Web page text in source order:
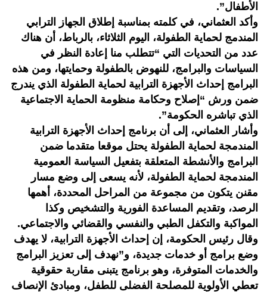
الأطفال”.
وأكد العثماني، في كلمته بمناسبة إطلاق الجهاز الترابي
المندمج لحماية الطفولة، اليوم الثلاثاء، بالرباط، أن هناك
عدد من التحديات التي “تتطلب منا إعادة النظر في
السياسات والبرامج، للنهوض بالطفولة وحمايتها، ومن هذه
البرامج إحداث الأجهزة الترابية لحماية الطفولة الذي يندرج
ضمن ورش “إصلاح وحكامة منظومة الحماية الاجتماعية
الذي تباشره الحكومة”.
وأشار العثماني، إلى أن برنامج إحداث الأجهزة الترابية
المندمجة لحماية الطفولة يحتل موقعا متقدما ضمن
البرامج والأنشطة المتعلقة بتفعيل السياسة العمومية
المندمجة لحماية الطفولة، لأنه يسعى إلى وضع مسار
مقنن يتكون من مجموعة من المراحل المحددة، أهمها
الرصد، وتقديم المساعدة الفورية والتشخيص وكذا
المواكبة والتكفل الطبي والنفسي والقضائي والاجتماعي.
وقال رئيس الحكومة، إن إحداث الأجهزة الترابية، لا يهدف
وضع برامج أو خدمات جديدة، و”نهدف إلى تعزيز البرامج
والخدمات المتوفرة، وهو برنامج يتبنى مقاربة حقوقية
تعطي الأولوية للمصلحة الفضلى للطفل، ومبادئ الإنصاف